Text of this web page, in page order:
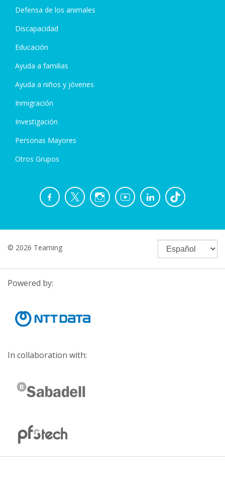
Defensa de los animales
Discapacidad
Educación
Ayuda a familias
Ayuda a niños y jóvenes
Inmigración
Investigación
Personas Mayores
Otros Grupos
© 2026 Teaming
Powered by:
In collaboration with: